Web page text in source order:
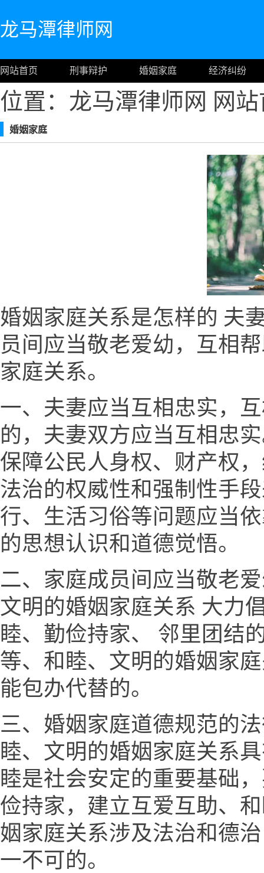
龙马潭律师网
网站首页 刑事辩护 婚姻家庭 经济纠纷
位置：龙马潭律师网 网
婚姻家庭
婚姻家庭关系是怎样的 夫
员间应当敬老爱幼，互相
家庭关系。
一、夫妻应当互相忠实，
的，夫妻双方应当互相忠
保障公民人身权、财产权
法治的权威性和强制性手
行、生活习俗等问题应当
的思想认识和道德觉悟。
二、家庭成员间应当敬老
文明的婚姻家庭关系 大力
睦、勤俭持家、 邻里团结
等、和睦、文明的婚姻家
能包办代替的。
三、婚姻家庭道德规范的
睦、文明的婚姻家庭关系
睦是社会安定的重要基础
俭持家，建立互爱互助、
姻家庭关系涉及法治和德
一不可的。